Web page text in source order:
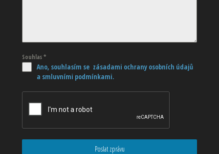
Souhlas*
Ano, souhlasím se zásadami ochrany osobních údajů
a smluvními podmínkami.
Poslat zprávu